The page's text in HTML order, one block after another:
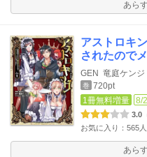
あら
アストロキ
されたので
GEN 竜庭ケンジ
巻 720pt
1冊無料増量
8/
3.0
お気に入り：565人
あら